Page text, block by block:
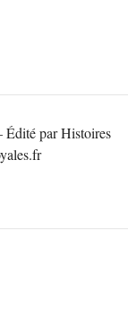
Édité par Histoires